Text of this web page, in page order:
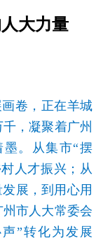
大力量
卷，正在羊城
，凝聚着广州
。从集市“摆
人才振兴；从
展，到用心用
市人大常委会
”转化为发展